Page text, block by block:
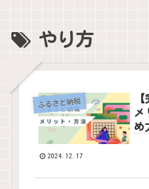
やり方
ふるさと納税
め
2024.12.17